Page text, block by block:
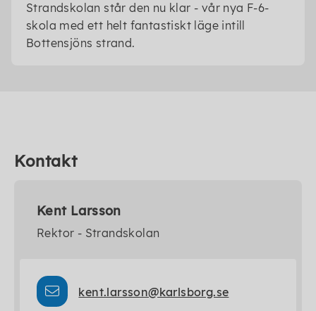
Strandskolan står den nu klar - vår nya F-6-
skola med ett helt fantastiskt läge intill
Bottensjöns strand.
Kontakt
Kent Larsson
Rektor - Strandskolan
kent.larsson@karlsborg.se